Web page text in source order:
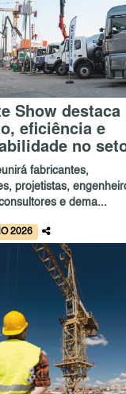
Show destaca
eficiência e
no
fabricantes,
projetistas,
e dema...
2026